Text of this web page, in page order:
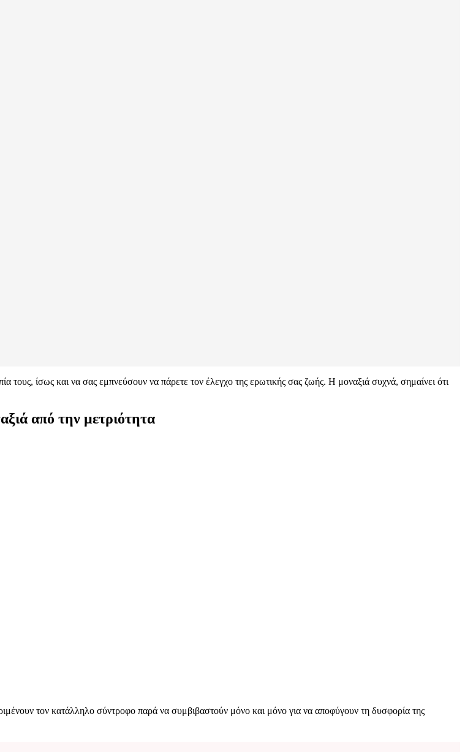
ίσως και να σας εμπνεύσουν να πάρετε τον έλεγχο της ερωτικής σας ζωής. Η μοναξιά συχνά, σημαίνει ότι
από την μετριότητα
τον κατάλληλο σύντροφο παρά να συμβιβαστούν μόνο και μόνο για να αποφύγουν τη δυσφορία της